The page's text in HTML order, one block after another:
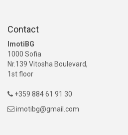
Contact
ImotiBG
1000 Sofia
Nr.139 Vitosha Boulevard,
1st floor
 +359 884 61 91 30
 imotibg@gmail.com